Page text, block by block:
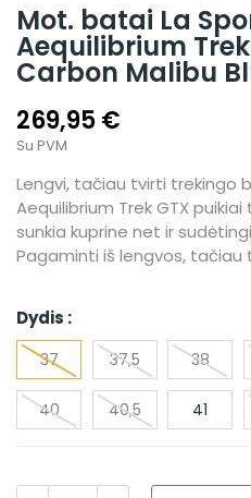
Mot. batai La
Aequilibrium
Carbon Malibu
269,95 €
Su PVM
Lengvi, tačiau tvirti trekingo
Aequilibrium Trek GTX
sunkia kuprine net ir
Pagaminti iš lengvos, tačiau
Dydis :
37​ 37,5​ 38​
40​ 40,5​ 41